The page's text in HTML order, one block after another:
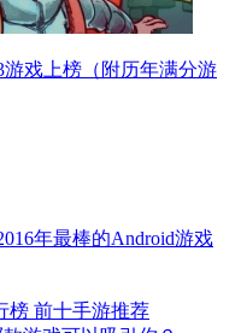
游戏上榜（附历年满分游
年最棒的Android游戏
榜 前十手游推荐